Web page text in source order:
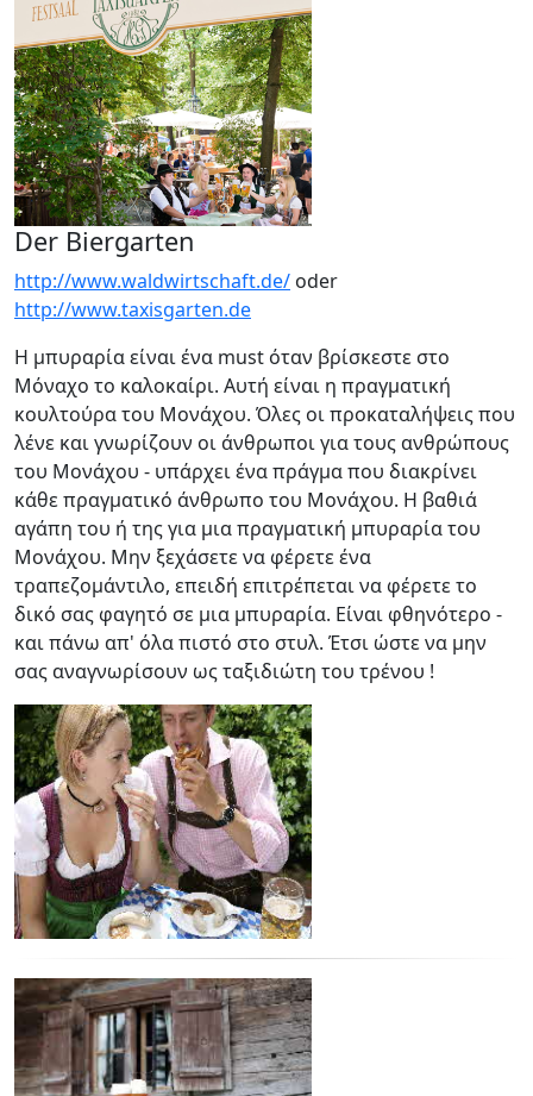
Der Biergarten
http://www.waldwirtschaft.de/ oder
http://www.taxisgarten.de
Η μπυραρία είναι ένα must όταν βρίσκεστε στο
Μόναχο το καλοκαίρι. Αυτή είναι η πραγματική
κουλτούρα του Μονάχου. Όλες οι προκαταλήψεις που
λένε και γνωρίζουν οι άνθρωποι για τους ανθρώπους
του Μονάχου - υπάρχει ένα πράγμα που διακρίνει
κάθε πραγματικό άνθρωπο του Μονάχου. Η βαθιά
αγάπη του ή της για μια πραγματική μπυραρία του
Μονάχου. Μην ξεχάσετε να φέρετε ένα
τραπεζομάντιλο, επειδή επιτρέπεται να φέρετε το
δικό σας φαγητό σε μια μπυραρία. Είναι φθηνότερο -
και πάνω απ' όλα πιστό στο στυλ. Έτσι ώστε να μην
σας αναγνωρίσουν ως ταξιδιώτη του τρένου !